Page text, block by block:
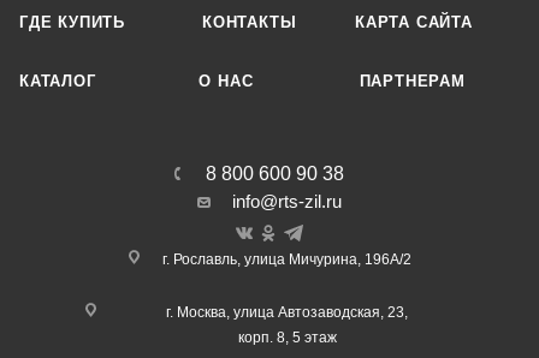
ГДЕ КУПИТЬ КОНТАКТЫ КАРТА САЙТА
КАТАЛОГ О НАC ПАРТНЕРАМ
8 800 600 90 38
info@rts-zil.ru
г. Рославль, улица Мичурина, 196А/2
г. Москва, улица Автозаводская, 23,
корп. 8, 5 этаж